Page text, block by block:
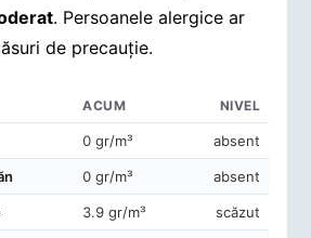
. Persoanele alergice ar
de precauție.
în aerul din Moara Vlăsiei
ACUM NIVEL
0 gr/m³ absent
0 gr/m³ absent
3.9 gr/m³ scăzut